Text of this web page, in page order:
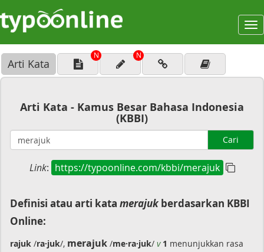
Arti Kata
N N
Arti Kata - Kamus Besar Bahasa Indonesia
(KBBI)
Cari
Link: https://typoonline.com/kbbi/merajuk
Definisi atau arti kata merajukberdasarkan KBBI
Online:
rajuk /ra·juk/, merajuk /me·ra·juk/ v 1 menunjukkan rasa